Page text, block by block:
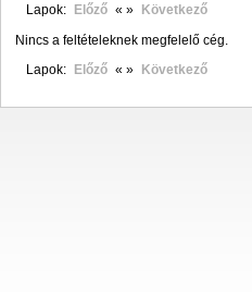
Lapok: Előző « »
Következő
Nincs a feltételeknek megfelelő cég.
Lapok:
Előző « » Következő